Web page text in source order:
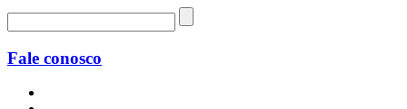
Fale conosco